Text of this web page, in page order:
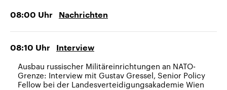
08:00 Uhr Nachrichten
08:10 Uhr Interview
Ausbau russischer Militäreinrichtungen an NATO-
Grenze: Interview mit Gustav Gressel, Senior Policy
Fellow bei der Landesverteidigungsakademie Wien